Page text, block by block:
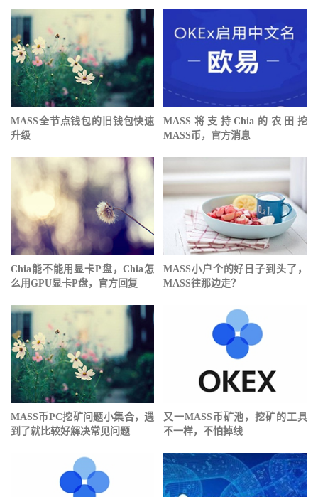
MASS全节点钱包的旧钱包快速
升级
MASS将支持Chia的农田挖
MASS币，官方消息
Chia能不能用显卡P盘，Chia怎
么用GPU显卡P盘，官方回复
MASS小户个的好日子到头了，
MASS往那边走？
MASS币PC挖矿问题小集合，遇
到了就比较好解决常见问题
又一MASS币矿池，挖矿的工具
不一样，不怕掉线